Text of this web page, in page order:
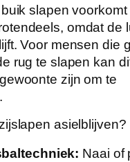
slapen voorkomt
omdat de
Voor mensen die
rug te slapen kan
zijn om te
asielblijven?
Naai of